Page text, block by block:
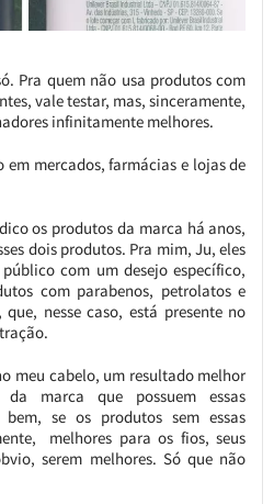
Pra quem não usa produtos com
vale testar, mas, sinceramente,
infinitamente melhores.
em mercados, farmácias e lojas de
os produtos da marca há anos,
dois produtos. Pra mim, Ju, eles
com um desejo específico,
com parabenos, petrolatos e
nesse caso, está presente no
meu cabelo, um resultado melhor
marca que possuem essas
bem, se os produtos sem essas
melhores para os fios, seus
serem melhores. Só que não